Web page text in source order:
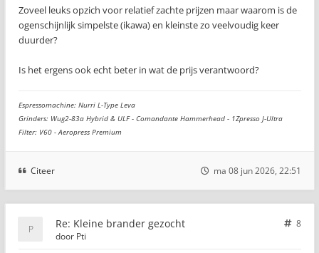
Zoveel leuks opzich voor relatief zachte prijzen maar waarom is de
ogenschijnlijk simpelste (ikawa) en kleinste zo veelvoudig keer
duurder?
Is het ergens ook echt beter in wat de prijs verantwoord?
Espressomachine: Nurri L-Type Leva
Grinders: Wug2-83a Hybrid & ULF - Comandante Hammerhead - 1Zpresso J-Ultra
Filter: V60 - Aeropress Premium
Citeer ma 08 jun 2026, 22:51
Re: Kleine brander gezocht
8
door Pti